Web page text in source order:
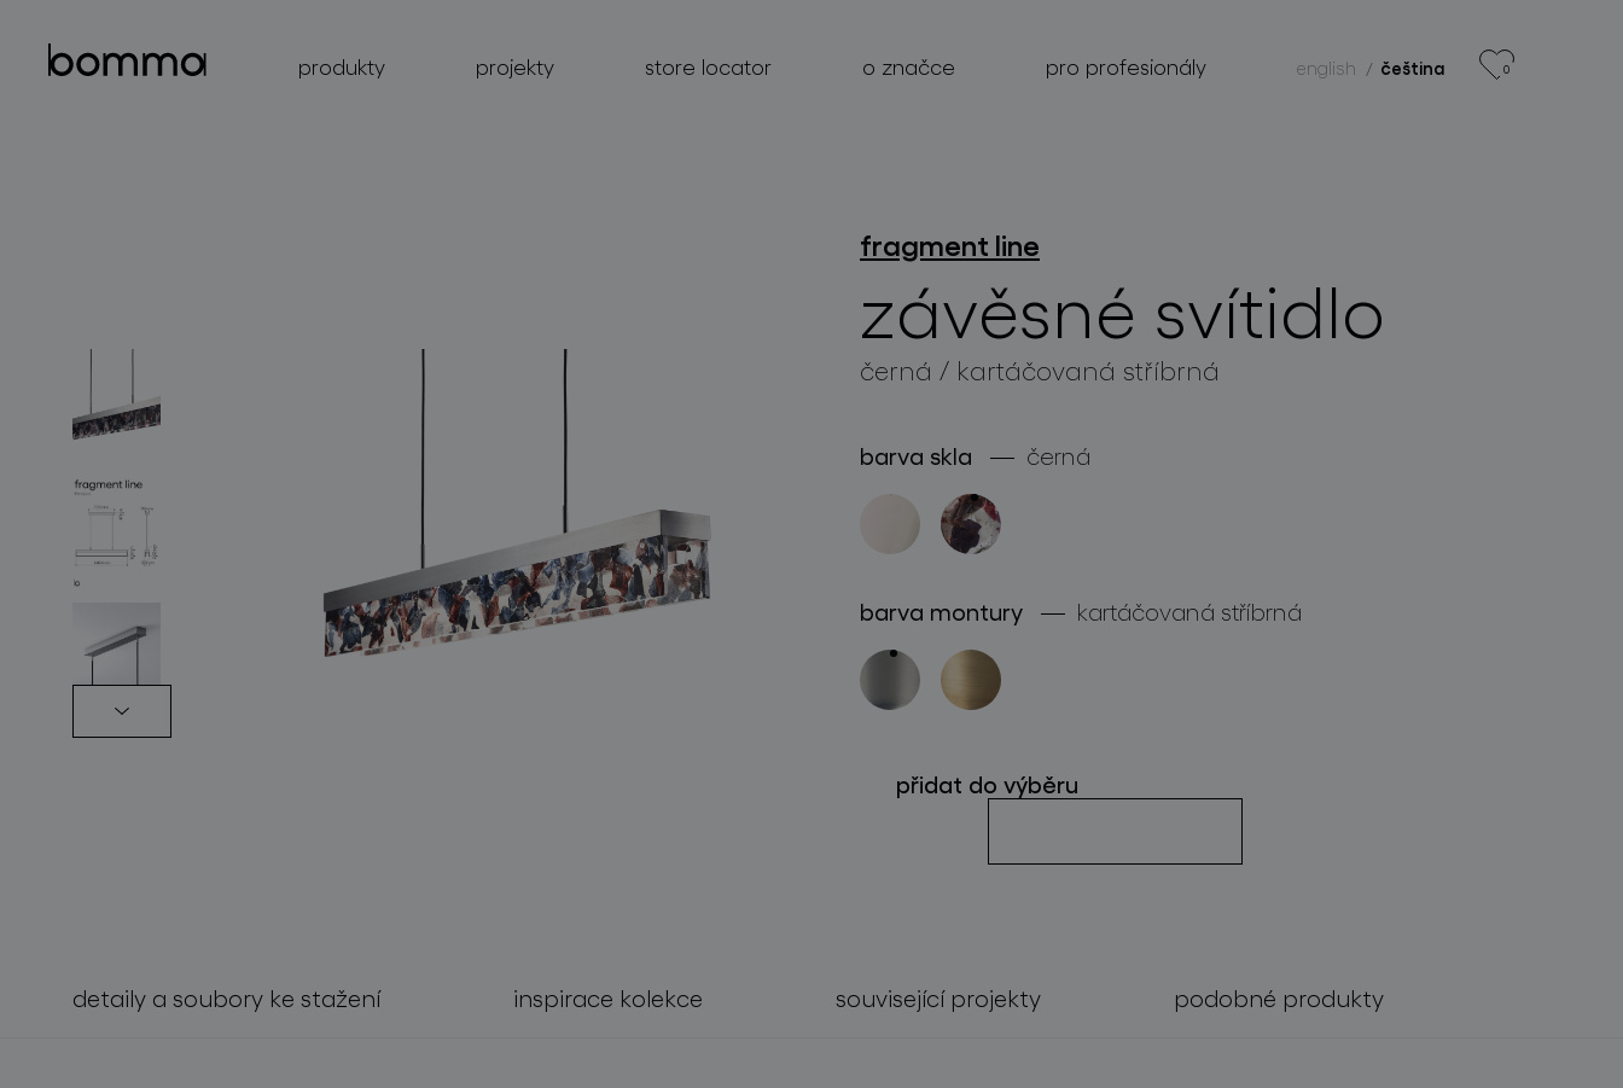
produkty projekty store locator o značce pro profesionály english čeština 0
kolekce svítidel
store locator
sledujte nás
fragment line
závěsné svítidlo
černá / kartáčovaná stříbrná
barva skla černá
barva montury kartáčovaná stříbrná
přidat do výběru
detaily a soubory ke stažení inspirace kolekce související projekty podobné produkty